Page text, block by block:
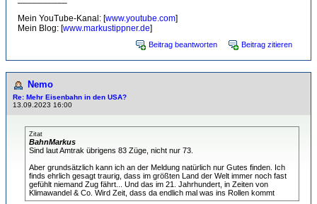
Mein YouTube-Kanal: [www.youtube.com]
Mein Blog: [www.markustippner.de]
Beitrag beantworten Beitrag zitieren
Nemo
Re: Mehr Eisenbahn in den USA?
13.09.2023 16:00
Zitat
BahnMarkus
Sind laut Amtrak übrigens 83 Züge, nicht nur 73.
Aber grundsätzlich kann ich an der Meldung natürlich nur Gutes finden. Ich
finds ehrlich gesagt traurig, dass im größten Land der Welt immer noch fast
gefühlt niemand Zug fährt... Und das im 21. Jahrhundert, in Zeiten von
Klimawandel & Co. Wird Zeit, dass da endlich mal was ins Rollen kommt